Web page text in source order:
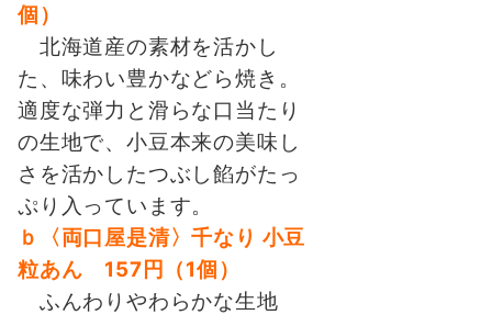
個）
北海道産の素材を活かし
た、味わい豊かなどら焼き。
適度な弾力と滑らな口当たり
の生地で、小豆本来の美味し
さを活かしたつぶし餡がたっ
ぷり入っています。
ｂ〈両口屋是清〉千なり 小豆
粒あん 157円（1個）
ふんわりやわらかな生地